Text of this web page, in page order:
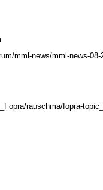
mml-news/mml-news-
rauschma/fopra-